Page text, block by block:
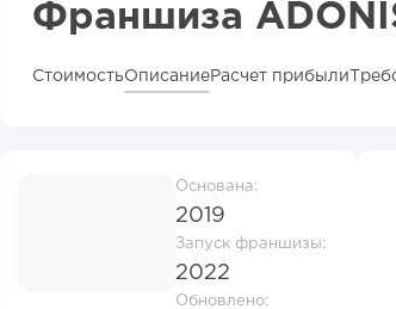
Франшиза
СтоимостьОписаниеРасчет прибыли
Основана:
2019
Запуск франшизы:
2022
Обновлено: